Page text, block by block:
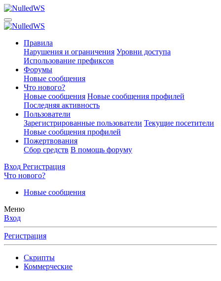
Правила
Нарушения и ограничения Уровни доступа
Использование префиксов
Форумы
Новые сообщения
Что нового?
Новые сообщения Новые сообщения профилей
Последняя активность
Пользователи
Зарегистрированные пользователи Текущие посетители
Новые сообщения профилей
Пожертвования
Сбор средств В помощь форуму
Вход Регистрация
Что нового?
Новые сообщения
Меню
Вход
Регистрация
Скрипты
Коммерческие